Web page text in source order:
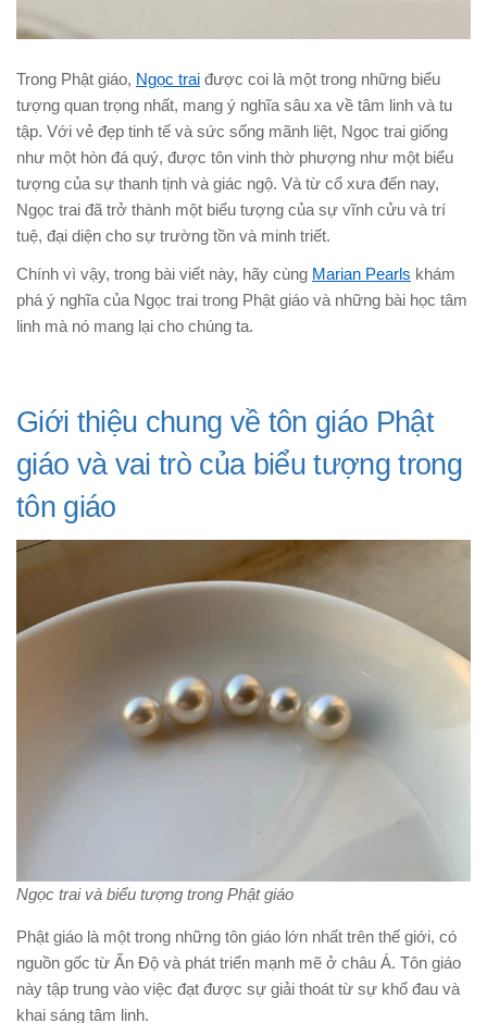
Trong Phật giáo, Ngọc trai được coi là một trong những biểu
tượng quan trọng nhất, mang ý nghĩa sâu xa về tâm linh và tu
tập. Với vẻ đẹp tinh tế và sức sống mãnh liệt, Ngọc trai giống
như một hòn đá quý, được tôn vinh thờ phượng như một biểu
tượng của sự thanh tịnh và giác ngộ. Và từ cổ xưa đến nay,
Ngọc trai đã trở thành một biểu tượng của sự vĩnh cửu và trí
tuệ, đại diện cho sự trường tồn và minh triết.
Chính vì vậy, trong bài viết này, hãy cùng Marian Pearls khám
phá ý nghĩa của Ngọc trai trong Phật giáo và những bài học tâm
linh mà nó mang lại cho chúng ta.
Giới thiệu chung về tôn giáo Phật
giáo và vai trò của biểu tượng trong
tôn giáo
Ngọc trai và biểu tượng trong Phật giáo
Phật giáo là một trong những tôn giáo lớn nhất trên thế giới, có
nguồn gốc từ Ấn Độ và phát triển mạnh mẽ ở châu Á. Tôn giáo
này tập trung vào việc đạt được sự giải thoát từ sự khổ đau và
khai sáng tâm linh.